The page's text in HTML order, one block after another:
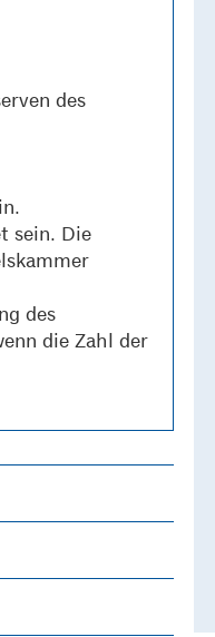
des
sein. Die
des
die Zahl der